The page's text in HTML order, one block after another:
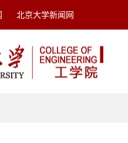
北京大学新闻网